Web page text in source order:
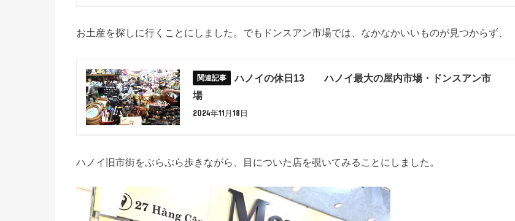
お土産を探しに行くことにしました。でもドンスアン市場では、なかなかいいものが見つからず、
ハノイの休日13 ハノイ最大の屋内市場・ドンスアン市
場
2024年11月18日
ハノイ旧市街をぶらぶら歩きながら、目についた店を覗いてみることにしました。